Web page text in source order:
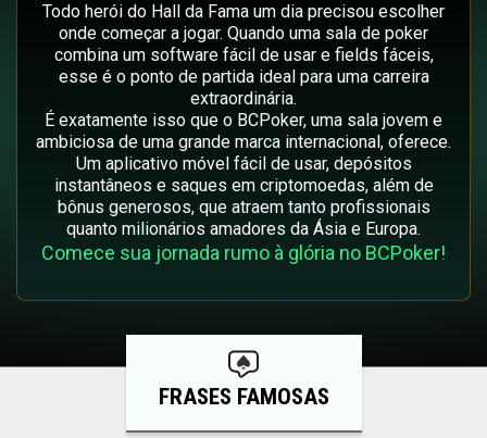
Todo herói do Hall da Fama um dia precisou escolher
onde começar a jogar. Quando uma sala de poker
combina um software fácil de usar e fields fáceis,
esse é o ponto de partida ideal para uma carreira
extraordinária.
É exatamente isso que o BCPoker, uma sala jovem e
ambiciosa de uma grande marca internacional, oferece.
Um aplicativo móvel fácil de usar, depósitos
instantâneos e saques em criptomoedas, além de
bônus generosos, que atraem tanto profissionais
quanto milionários amadores da Ásia e Europa.
Comece sua jornada rumo à glória no BCPoker!
FRASES FAMOSAS